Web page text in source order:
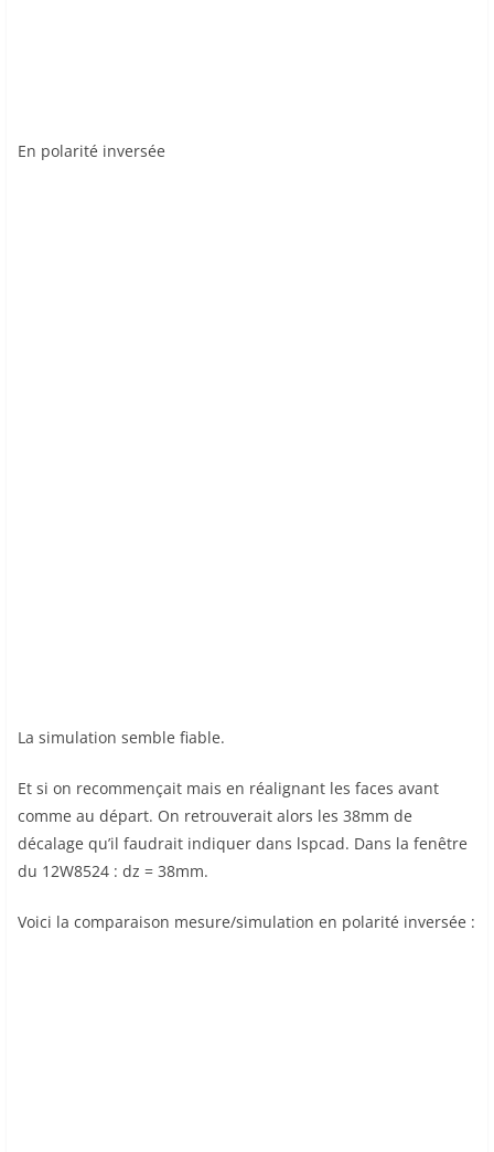
En polarité inversée
La simulation semble fiable.
Et si on recommençait mais en réalignant les faces avant
comme au départ. On retrouverait alors les 38mm de
décalage qu’il faudrait indiquer dans lspcad. Dans la fenêtre
du 12W8524 : dz = 38mm.
Voici la comparaison mesure/simulation en polarité inversée :